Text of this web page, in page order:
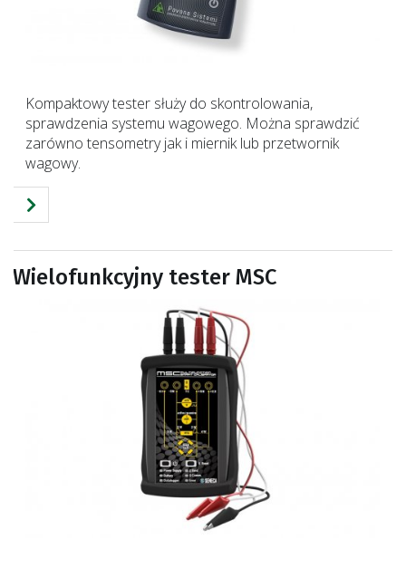
Kompaktowy tester służy do skontrolowania,
sprawdzenia systemu wagowego. Można sprawdzić
zarówno tensometry jak i miernik lub przetwornik
wagowy.
Wielofunkcyjny tester MSC